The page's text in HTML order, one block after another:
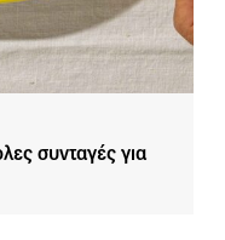
συνταγές για